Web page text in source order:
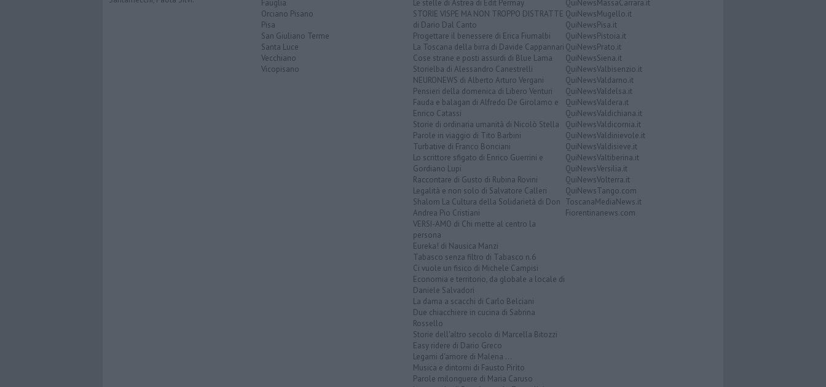
Fauglia
Orciano Pisano
Pisa
San Giuliano Terme
Santa Luce
Vecchiano
Vicopisano
Le stelle di Astrea di Edit Permay
STORIE VISPE MA NON TROPPO DISTRATTE
di Dario Dal Canto
Progettare il benessere di Erica Fiumalbi
La Toscana della birra di Davide Cappannari
Cose strane e posti assurdi di Blue Lama
Storielba di Alessandro Canestrelli
NEURONEWS di Alberto Arturo Vergani
Pensieri della domenica di Libero Venturi
Fauda e balagan di Alfredo De Girolamo e
Enrico Catassi
Storie di ordinaria umanità di Nicolò Stella
Parole in viaggio di Tito Barbini
Turbative di Franco Bonciani
Lo scrittore sfigato di Enrico Guerrini e
Gordiano Lupi
Raccontare di Gusto di Rubina Rovini
Legalità e non solo di Salvatore Calleri
Shalom La Cultura della Solidarietà di Don
Andrea Pio Cristiani
VERSI-AMO di Chi mette al centro la
persona
Eureka! di Nausica Manzi
Tabasco senza filtro di Tabasco n.6
Ci vuole un fisico di Michele Campisi
Economia e territorio, da globale a locale di
Daniele Salvadori
La dama a scacchi di Carlo Belciani
Due chiacchiere in cucina di Sabrina
Rossello
Storie dell'altro secolo di Marcella Bitozzi
Easy ridere di Dario Greco
Legami d'amore di Malena ...
Musica e dintorni di Fausto Pirìto
Parole milonguere di Maria Caruso
QuiNewsMassaCarrara.it
QuiNewsMugello.it
QuiNewsPisa.it
QuiNewsPistoia.it
QuiNewsPrato.it
QuiNewsSiena.it
QuiNewsValbisenzio.it
QuiNewsValdarno.it
QuiNewsValdelsa.it
QuiNewsValdera.it
QuiNewsValdichiana.it
QuiNewsValdicornia.it
QuiNewsValdinievole.it
QuiNewsValdisieve.it
QuiNewsValtiberina.it
QuiNewsVersilia.it
QuiNewsVolterra.it
QuiNewsTango.com
ToscanaMediaNews.it
Fiorentinanews.com